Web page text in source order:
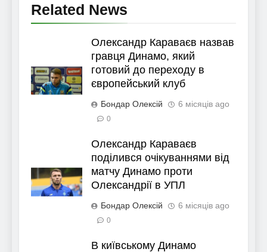
Related News
Олександр Караваєв назвав
гравця Динамо, який
готовий до переходу в
європейський клуб
Бондар Олексій 6 місяців ago
0
Олександр Караваєв
поділився очікуваннями від
матчу Динамо проти
Олександрії в УПЛ
Бондар Олексій 6 місяців ago
0
В київському Динамо